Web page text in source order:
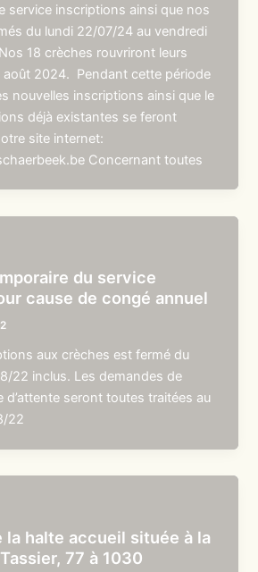
service inscriptions ainsi que nos
du lundi 22/07/24 au vendredi
18 crèches rouvriront leurs
août 2024. Pendant cette période
nouvelles inscriptions ainsi que le
déjà existantes se feront
site internet:
Concernant toutes
du service
cause de congé annuel
aux crèches est fermé du
22 inclus. Les demandes de
d’attente seront toutes traitées au
22
la halte accueil située à la
77 à 1030